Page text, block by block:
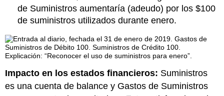
de Suministros aumentaría (adeudo) por los $100
de suministros utilizados durante enero.
Impacto en los estados financieros: Suministros
es una cuenta de balance y Gastos de Suministros